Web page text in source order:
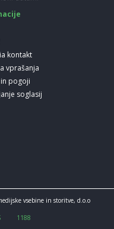
kontakt
vprašanja
pogoji
soglasij
vsebine in storitve, d.o.o
1188